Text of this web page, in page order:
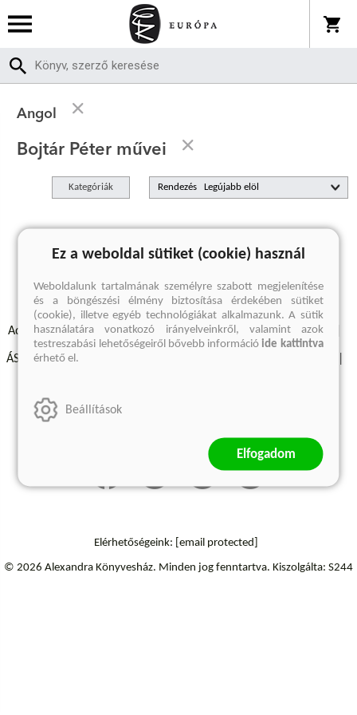
Angol
Bojtár Péter művei
Kategóriák Rendezés
A keresett kifejezésre nincs találat
Adatvédelmi szabályzatok Elállási felmondási nyilatkozat
ÁSZF - Vásárlási feltételek
Szállítási információk
Elérhetőségeink: [email protected]
© 2026 Alexandra Könyvesház. Minden jog fenntartva. Kiszolgálta: S244
Ez a weboldal sütiket (cookie) használ
Weboldalunk tartalmának személyre szabott megjelenítése
és a böngészési élmény biztosítása érdekében sütiket
(cookie), illetve egyéb technológiákat alkalmazunk. A sütik
használatára vonatkozó irányelveinkről, valamint azok
testreszabási lehetőségeiről bővebb információide kattintva
érhető el.
Beállítások
Elfogadom